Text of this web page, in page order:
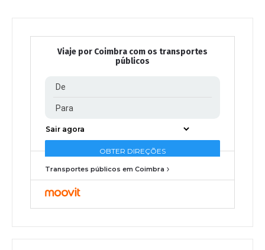
Viaje por Coimbra com os transportes
públicos
Transportes públicos em Coimbra